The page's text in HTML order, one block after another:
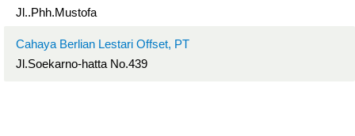
Jl..Phh.Mustofa
Cahaya Berlian Lestari Offset, PT
Jl.Soekarno-hatta No.439